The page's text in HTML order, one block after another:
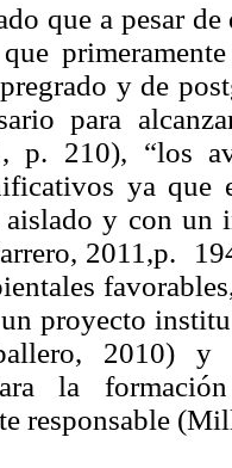
que a pesar
y de
para
p. 210), “los
ya que
aislado y con un
2011,p.
proyecto
2010) y
la
responsable